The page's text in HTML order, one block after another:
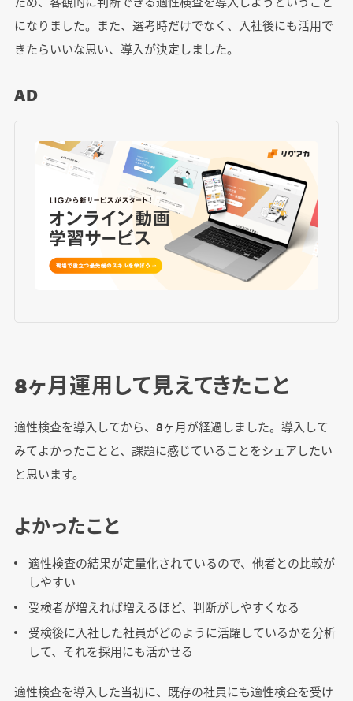
になりました。また、選考時だけでなく、入社後にも活用で
きたらいいな思い、導入が決定しました。
AD
8ヶ月運用して見えてきたこと
適性検査を導入してから、8ヶ月が経過しました。導入して
みてよかったことと、課題に感じていることをシェアしたい
と思います。
よかったこと
適性検査の結果が定量化されているので、他者との比較が
しやすい
受検者が増えれば増えるほど、判断がしやすくなる
受検後に入社した社員がどのように活躍しているかを分析
して、それを採用にも活かせる
適性検査を導入した当初に、既存の社員にも適性検査を受け